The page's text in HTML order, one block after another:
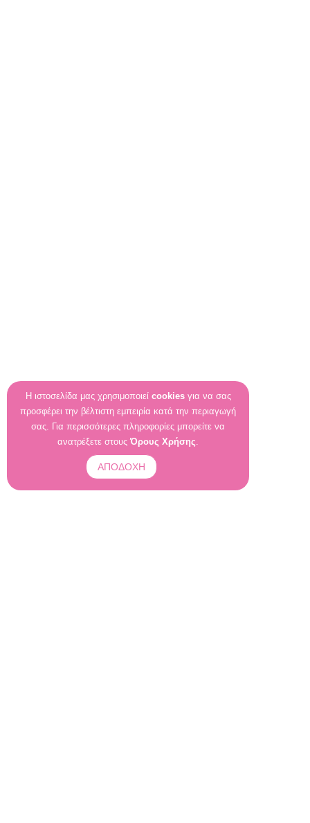
Η ιστοσελίδα μας χρησιμοποιεί cookiesγια να σας
προσφέρει την βέλτιστη εμπειρία κατά την περιαγωγή
σας. Για περισσότερες πληροφορίες μπορείτε να
ανατρέξετε στους Όρους Χρήσης.
ΑΠΟΔΟΧΗ